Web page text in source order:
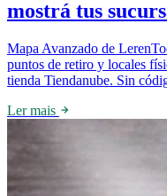
mostrá tus
Mapa Avanzado de
puntos de retiro y locales
tienda Tiendanube. Sin
Ler mais